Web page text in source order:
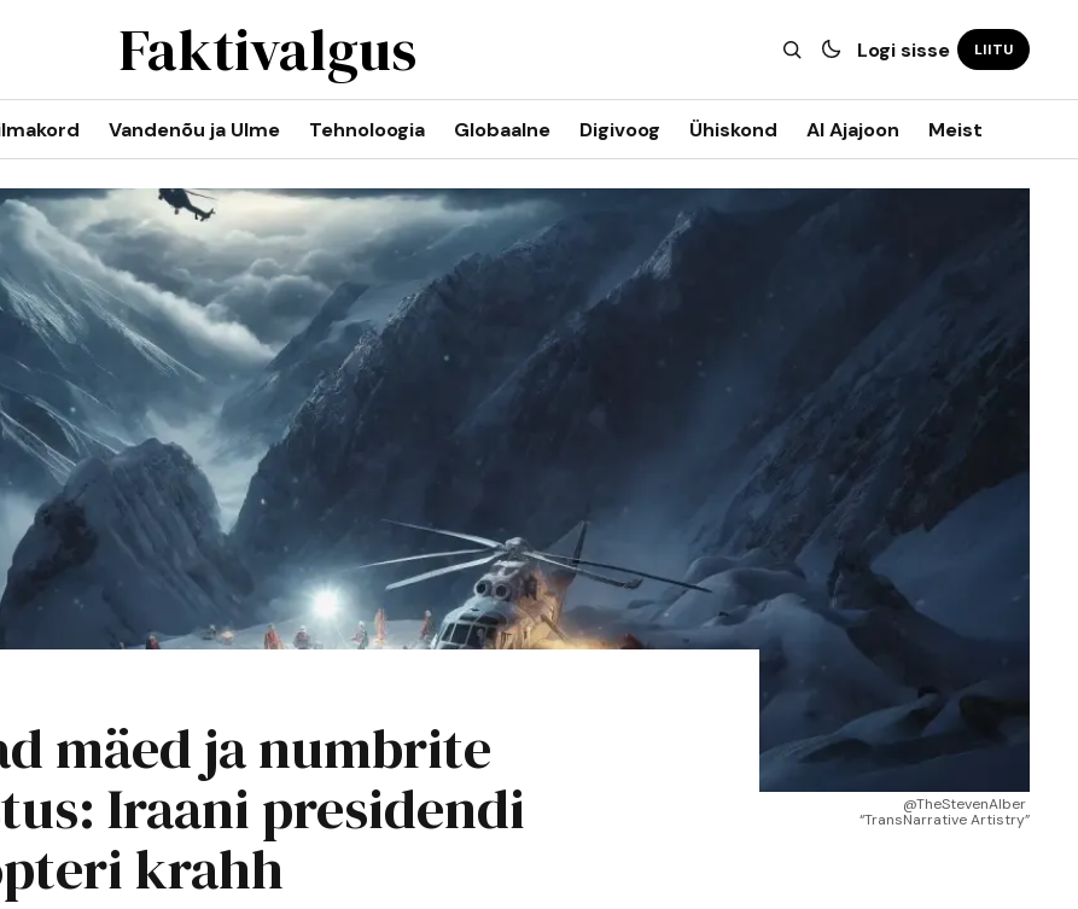
Faktivalgus Logi sisse LIITU
Vandenõu ja Ulme Tehnoloogia Globaalne Digivoog Ühiskond AI Ajajoon Meist
@TheStevenAlber
“TransNarrative Artistry”
mäed ja numbrite
Iraani presidendi
krahh